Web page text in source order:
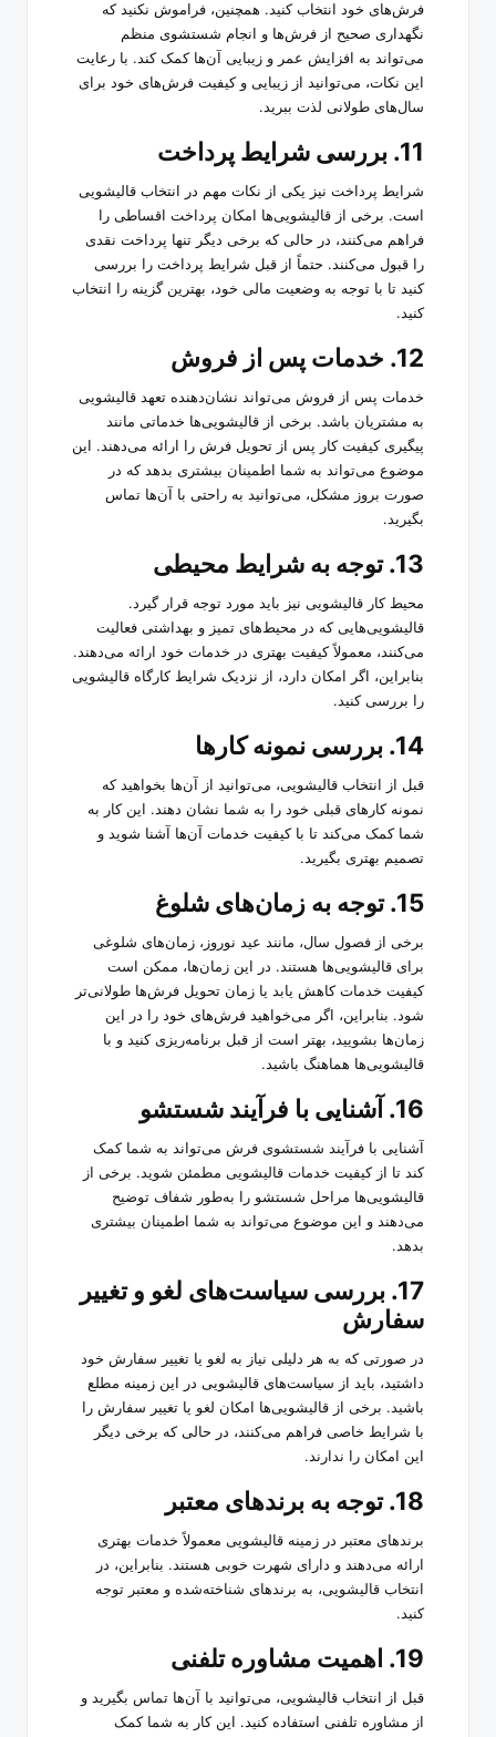
فرش‌های خود انتخاب کنید. همچنین، فراموش نکنید که
نگهداری صحیح از فرش‌ها و انجام شستشوی منظم
می‌تواند به افزایش عمر و زیبایی آن‌ها کمک کند. با رعایت
این نکات، می‌توانید از زیبایی و کیفیت فرش‌های خود برای
سال‌های طولانی لذت ببرید.
11. بررسی شرایط پرداخت
شرایط پرداخت نیز یکی از نکات مهم در انتخاب قالیشویی
است. برخی از قالیشویی‌ها امکان پرداخت اقساطی را
فراهم می‌کنند، در حالی که برخی دیگر تنها پرداخت نقدی
را قبول می‌کنند. حتماً از قبل شرایط پرداخت را بررسی
کنید تا با توجه به وضعیت مالی خود، بهترین گزینه را انتخاب
کنید.
12. خدمات پس از فروش
خدمات پس از فروش می‌تواند نشان‌دهنده تعهد قالیشویی
به مشتریان باشد. برخی از قالیشویی‌ها خدماتی مانند
پیگیری کیفیت کار پس از تحویل فرش را ارائه می‌دهند. این
موضوع می‌تواند به شما اطمینان بیشتری بدهد که در
صورت بروز مشکل، می‌توانید به راحتی با آن‌ها تماس
بگیرید.
13. توجه به شرایط محیطی
محیط کار قالیشویی نیز باید مورد توجه قرار گیرد.
قالیشویی‌هایی که در محیط‌های تمیز و بهداشتی فعالیت
می‌کنند، معمولاً کیفیت بهتری در خدمات خود ارائه می‌دهند.
بنابراین، اگر امکان دارد، از نزدیک شرایط کارگاه قالیشویی
را بررسی کنید.
14. بررسی نمونه کارها
قبل از انتخاب قالیشویی، می‌توانید از آن‌ها بخواهید که
نمونه کارهای قبلی خود را به شما نشان دهند. این کار به
شما کمک می‌کند تا با کیفیت خدمات آن‌ها آشنا شوید و
تصمیم بهتری بگیرید.
15. توجه به زمان‌های شلوغ
برخی از فصول سال، مانند عید نوروز، زمان‌های شلوغی
برای قالیشویی‌ها هستند. در این زمان‌ها، ممکن است
کیفیت خدمات کاهش یابد یا زمان تحویل فرش‌ها طولانی‌تر
شود. بنابراین، اگر می‌خواهید فرش‌های خود را در این
زمان‌ها بشویید، بهتر است از قبل برنامه‌ریزی کنید و با
قالیشویی‌ها هماهنگ باشید.
16. آشنایی با فرآیند شستشو
آشنایی با فرآیند شستشوی فرش می‌تواند به شما کمک
کند تا از کیفیت خدمات قالیشویی مطمئن شوید. برخی از
قالیشویی‌ها مراحل شستشو را به‌طور شفاف توضیح
می‌دهند و این موضوع می‌تواند به شما اطمینان بیشتری
بدهد.
17. بررسی سیاست‌های لغو و تغییر
سفارش
در صورتی که به هر دلیلی نیاز به لغو یا تغییر سفارش خود
داشتید، باید از سیاست‌های قالیشویی در این زمینه مطلع
باشید. برخی از قالیشویی‌ها امکان لغو یا تغییر سفارش را
با شرایط خاصی فراهم می‌کنند، در حالی که برخی دیگر
این امکان را ندارند.
18. توجه به برندهای معتبر
برندهای معتبر در زمینه قالیشویی معمولاً خدمات بهتری
ارائه می‌دهند و دارای شهرت خوبی هستند. بنابراین، در
انتخاب قالیشویی، به برندهای شناخته‌شده و معتبر توجه
کنید.
19. اهمیت مشاوره تلفنی
قبل از انتخاب قالیشویی، می‌توانید با آن‌ها تماس بگیرید و
از مشاوره تلفنی استفاده کنید. این کار به شما کمک